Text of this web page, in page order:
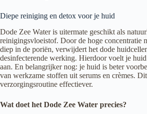
Diepe reiniging en detox voor je huid
Dode Zee Water is uitermate geschikt als
reinigingsvloeistof. Door de hoge concentratie
diep in de poriën, verwijdert het dode
desinfecterende werking. Hierdoor voelt je
aan. En belangrijker nog: je huid is beter
van werkzame stoffen uit serums en crèmes.
verzorgingsroutine effectiever.
Wat doet het Dode Zee Water precies?